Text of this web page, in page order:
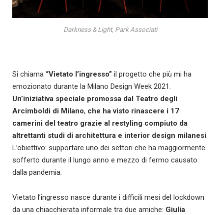
Darkness & Light, Park Associati
Si chiama “Vietato l’ingresso” il progetto che più mi ha
emozionato durante la Milano Design Week 2021.
Un’iniziativa speciale promossa dal Teatro degli
Arcimboldi di Milano, che ha visto rinascere i 17
camerini del teatro grazie al restyling compiuto da
altrettanti studi di architettura e interior design milanesi.
L’obiettivo: supportare uno dei settori che ha maggiormente
sofferto durante il lungo anno e mezzo di fermo causato
dalla pandemia.
Vietato l’ingresso nasce durante i difficili mesi del lockdown
da una chiacchierata informale tra due amiche: Giulia